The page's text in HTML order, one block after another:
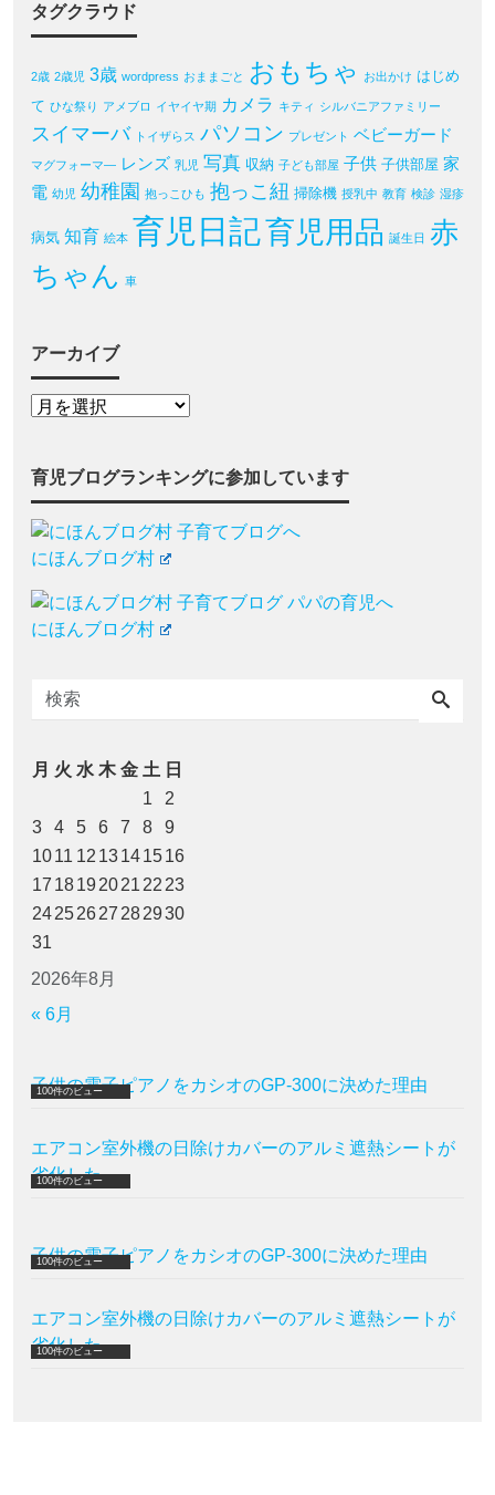
タグクラウド
2歳 2歳児 3歳 wordpress おままごと おもちゃ お出かけ はじめ
て ひな祭り アメブロ イヤイヤ期 カメラ キティ シルバニアファミリー
スイマーバ トイザらス パソコン プレゼント ベビーガード
マグフォーマ― レンズ 乳児 写真 収納 子ども部屋 子供 子供部屋 家
電 幼児 幼稚園 抱っこひも 抱っこ紐 掃除機 授乳中 教育 検診 湿疹
病気 知育 絵本 育児日記育児用品 誕生日 赤
ちゃん 車
アーカイブ
育児ブログランキングに参加しています
にほんブログ村
にほんブログ村
2026年8月
月 火 水 木 金 土 日
1
2
3
4 5 6 7 8
9
1011 12 13141516
17 18192021 22 23
24252627 282930
31
« 6月
子供の電子ピアノをカシオのGP-300に決めた理由
100件のビュー
エアコン室外機の日除けカバーのアルミ遮熱シートが
劣化した
100件のビュー
子供の電子ピアノをカシオのGP-300に決めた理由
100件のビュー
エアコン室外機の日除けカバーのアルミ遮熱シートが
劣化した
100件のビュー